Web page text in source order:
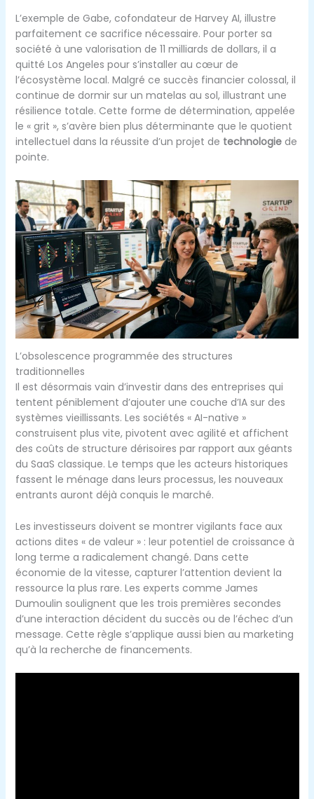
L’exemple de Gabe, cofondateur de Harvey AI, illustre
parfaitement ce sacrifice nécessaire. Pour porter sa
société à une valorisation de 11 milliards de dollars, il a
quitté Los Angeles pour s’installer au cœur de
l’écosystème local. Malgré ce succès financier colossal, il
continue de dormir sur un matelas au sol, illustrant une
résilience totale. Cette forme de détermination, appelée
le « grit », s’avère bien plus déterminante que le quotient
intellectuel dans la réussite d’un projet de technologiede
pointe.
L’obsolescence programmée des structures
traditionnelles
Il est désormais vain d’investir dans des entreprises qui
tentent péniblement d’ajouter une couche d’IA sur des
systèmes vieillissants. Les sociétés « AI-native »
construisent plus vite, pivotent avec agilité et affichent
des coûts de structure dérisoires par rapport aux géants
du SaaS classique. Le temps que les acteurs historiques
fassent le ménage dans leurs processus, les nouveaux
entrants auront déjà conquis le marché.
Les investisseurs doivent se montrer vigilants face aux
actions dites « de valeur » : leur potentiel de croissance à
long terme a radicalement changé. Dans cette
économie de la vitesse, capturer l’attention devient la
ressource la plus rare. Les experts comme James
Dumoulin soulignent que les trois premières secondes
d’une interaction décident du succès ou de l’échec d’un
message. Cette règle s’applique aussi bien au marketing
qu’à la recherche de financements.